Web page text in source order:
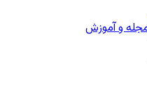
و آموزش